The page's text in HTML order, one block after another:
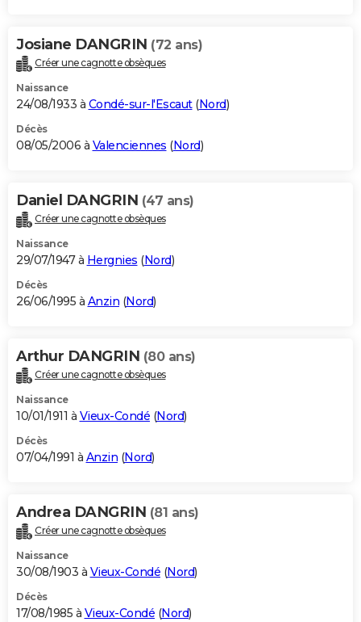
Josiane DANGRIN (72 ans)
Créer une cagnotte obsèques
Naissance
24/08/1933 à Condé-sur-l'Escaut(Nord)
Décès
08/05/2006 à Valenciennes (Nord)
Daniel DANGRIN (47 ans)
Créer une cagnotte obsèques
Naissance
29/07/1947 à Hergnies (Nord)
Décès
26/06/1995 à Anzin (Nord)
Arthur DANGRIN (80 ans)
Créer une cagnotte obsèques
Naissance
10/01/1911 à Vieux-Condé (Nord)
Décès
07/04/1991 à Anzin (Nord)
Andrea DANGRIN (81 ans)
Créer une cagnotte obsèques
Naissance
30/08/1903 à Vieux-Condé (Nord)
Décès
17/08/1985 à Vieux-Condé (Nord)